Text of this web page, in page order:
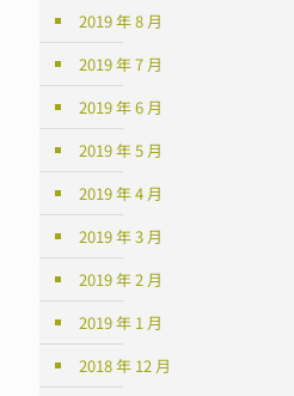
2019 年 8 月
2019 年 7 月
2019 年 6 月
2019 年 5 月
2019 年 4 月
2019 年 3 月
2019 年 2 月
2019 年 1 月
2018 年 12 月